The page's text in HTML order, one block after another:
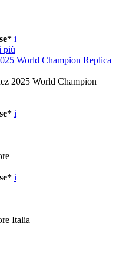
i
più
World Champion Replica
2025 World Champion
i
i
Italia